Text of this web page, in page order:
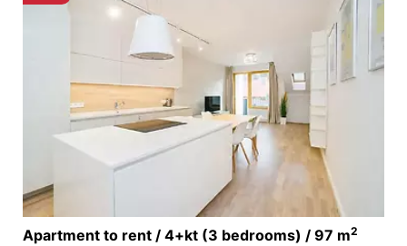
Apartment to rent / 4+kt (3 bedrooms) / 97 m2